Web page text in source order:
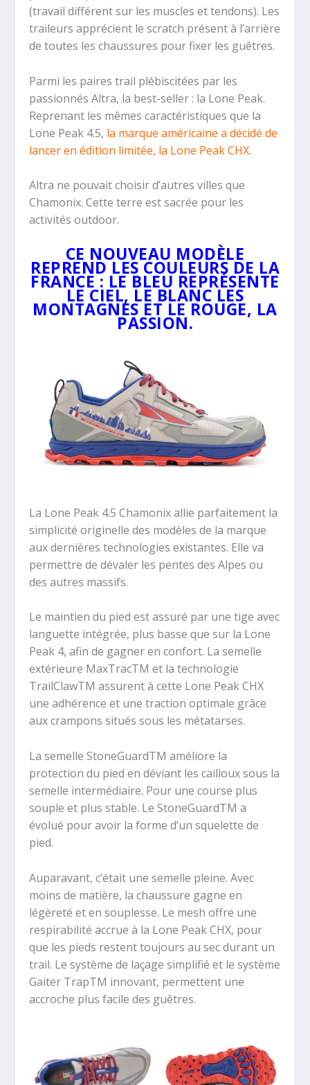
(travail différent sur les muscles et tendons). Les
traileurs apprécient le scratch présent à l’arrière
de toutes les chaussures pour fixer les guêtres.
Parmi les paires trail plébiscitées par les
passionnés Altra, la best-seller : la Lone Peak.
Reprenant les mêmes caractéristiques que la
Lone Peak 4.5, la marque américaine a décidé de
lancer en édition limitée, la Lone Peak CHX.
Altra ne pouvait choisir d’autres villes que
Chamonix. Cette terre est sacrée pour les
activités outdoor.
CE NOUVEAU MODÈLE
REPREND LES COULEURS DE LA
FRANCE : LE BLEU REPRÉSENTE
LE CIEL, LE BLANC LES
MONTAGNES ET LE ROUGE, LA
PASSION.
La Lone Peak 4.5 Chamonix allie parfaitement la
simplicité originelle des modèles de la marque
aux dernières technologies existantes. Elle va
permettre de dévaler les pentes des Alpes ou
des autres massifs.
Le maintien du pied est assuré par une tige avec
languette intégrée, plus basse que sur la Lone
Peak 4, afin de gagner en confort. La semelle
extérieure MaxTracTM et la technologie
TrailClawTM assurent à cette Lone Peak CHX
une adhérence et une traction optimale grâce
aux crampons situés sous les métatarses.
La semelle StoneGuardTM améliore la
protection du pied en déviant les cailloux sous la
semelle intermédiaire. Pour une course plus
souple et plus stable. Le StoneGuardTM a
évolué pour avoir la forme d’un squelette de
pied.
Auparavant, c’était une semelle pleine. Avec
moins de matière, la chaussure gagne en
légèreté et en souplesse. Le mesh offre une
respirabilité accrue à la Lone Peak CHX, pour
que les pieds restent toujours au sec durant un
trail. Le système de laçage simplifié et le système
Gaiter TrapTM innovant, permettent une
accroche plus facile des guêtres.